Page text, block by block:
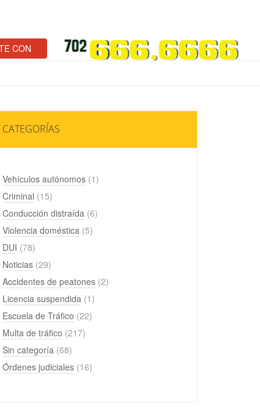
CON
CATEGORÍAS
Vehículos autónomos (1)
Criminal (15)
Conducción distraída (6)
Violencia doméstica (5)
DUI (78)
Noticias (29)
Accidentes de peatones (2)
Licencia suspendida (1)
Escuela de Tráfico (22)
Multa de tráfico (217)
Sin categoría (68)
Órdenes judiciales (16)